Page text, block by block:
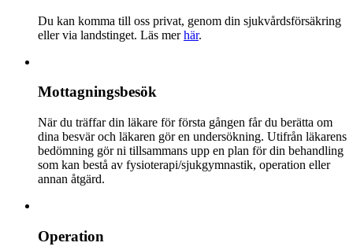
Du kan komma till oss privat, genom din sjukvårdsförsäkring
eller via landstinget. Läs merhär.
Mottagningsbesök
När du träffar din läkare för första gången får du berätta om
dina besvär och läkaren gör en undersökning. Utifrån läkarens
bedömning gör ni tillsammans upp en plan för din behandling
som kan bestå av fysioterapi/sjukgymnastik, operation eller
annan åtgärd.
Operation